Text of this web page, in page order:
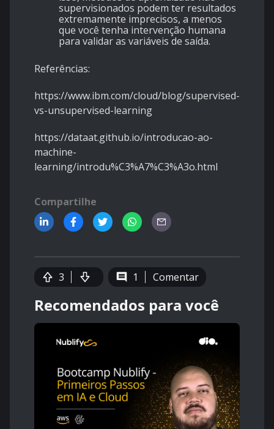
supervisionados podem ter resultados
extremamente imprecisos, a menos
que você tenha intervenção humana
para validar as variáveis ​​de saída.
Referências:
https://www.ibm.com/cloud/blog/supervised-
vs-unsupervised-learning
https://dataat.github.io/introducao-ao-
machine-
learning/introdu%C3%A7%C3%A3o.html
Compartilhe
3 1 Comentar
Recomendados para você